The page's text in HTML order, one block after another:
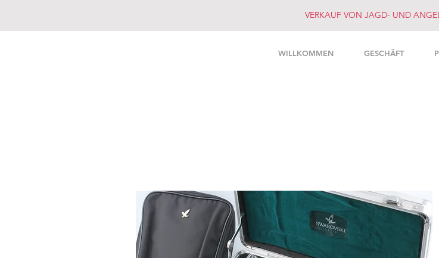
VERKAUF VON JAGD- UND
WILLKOMMEN GESCHÄFT